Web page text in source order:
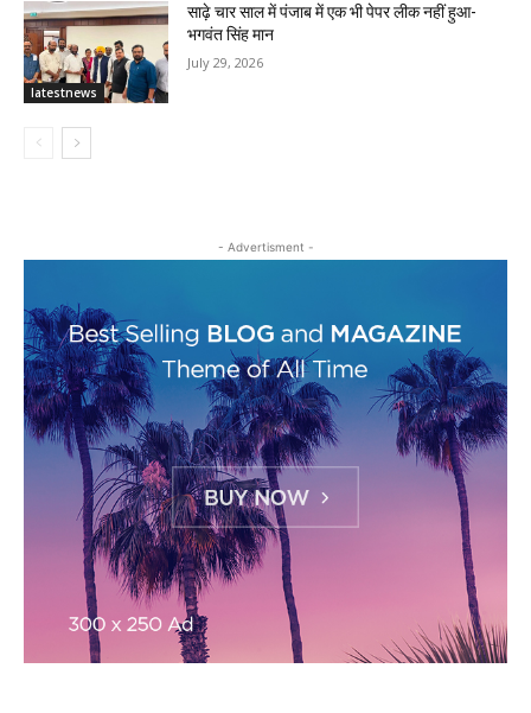
latestnews
साढ़े चार साल में पंजाब में एक भी पेपर लीक नहीं हुआ-
भगवंत सिंह मान
July 29, 2026
- Advertisment -